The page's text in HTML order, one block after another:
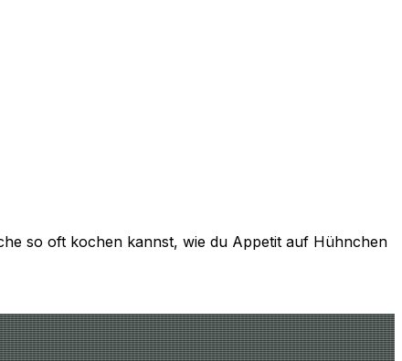
so oft kochen kannst, wie du Appetit auf Hühnchen